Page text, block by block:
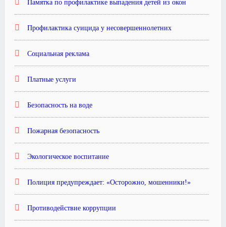
Памятка по профилактике выпадения детей из окон
Профилактика суицида у несовершеннолетних
Социальная реклама
Платные услуги
Безопасность на воде
Пожарная безопасность
Экологическое воспитание
Полиция предупреждает: «Осторожно, мошенники!»
Противодействие коррупции